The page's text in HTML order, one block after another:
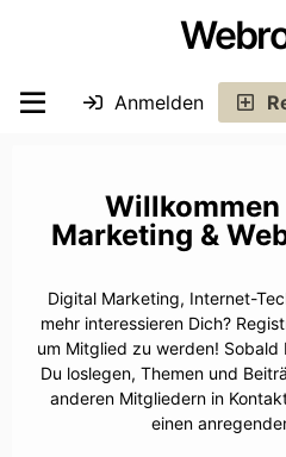
Anmelden
Marketing &
Digital Marketing, Internet-
mehr interessieren Dich?
um Mitglied zu werden!
Du loslegen, Themen und
anderen Mitgliedern in
einen